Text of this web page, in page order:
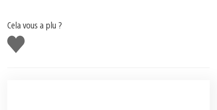
Cela vous a plu ?
J'aime